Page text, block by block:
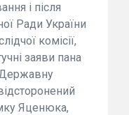
і після
Ради України
комісії,
заяви пана
Яценюка,